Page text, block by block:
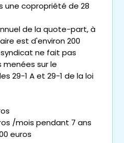
une copropriété de 28
de la quote-part, à
est d'environ 200
ne fait pas
sur le
29-1 A et 29-1 de la loi
/mois pendant 7 ans
euros